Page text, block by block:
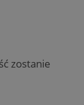
zostanie